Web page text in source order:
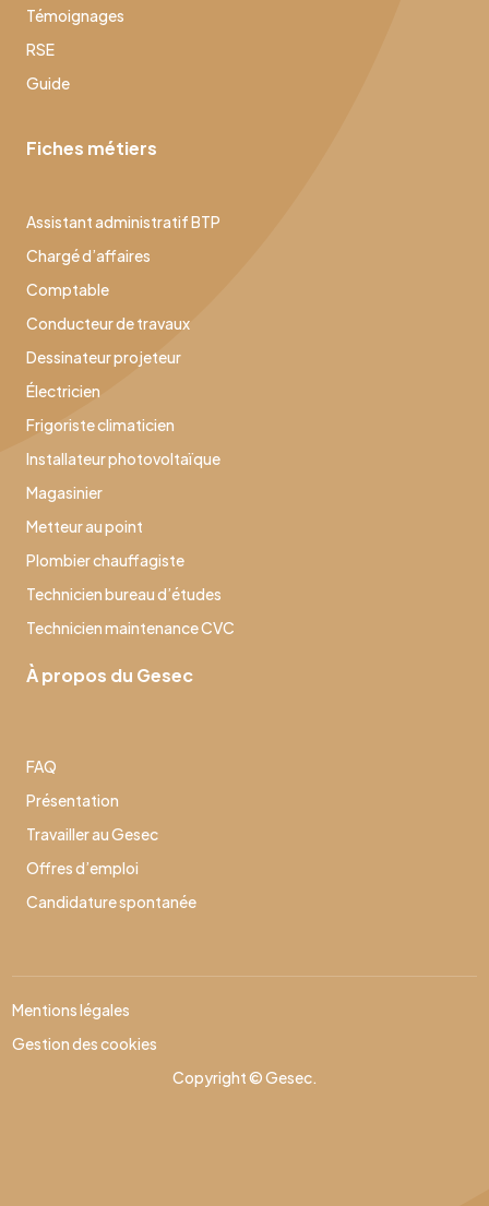
Témoignages
RSE
Guide
Fiches métiers
Assistant administratif BTP
Chargé d’affaires
Comptable
Conducteur de travaux
Dessinateur projeteur
Électricien
Frigoriste climaticien
Installateur photovoltaïque
Magasinier
Metteur au point
Plombier chauffagiste
Technicien bureau d’études
Technicien maintenance CVC
À propos du Gesec
FAQ
Présentation
Travailler au Gesec
Offres d’emploi
Candidature spontanée
Copyright © Gesec.
Mentions légales
Gestion des cookies